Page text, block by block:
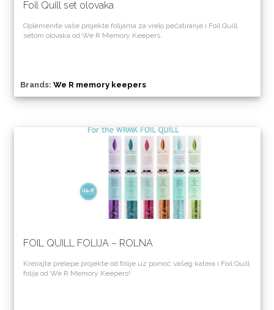
Foil Quill set olovaka
Oplemenite vaše projekte folijama za vrelo pečatiranje i Foil Quill
setom olovaka od We R Memory Keepers.
Brands: We R memory keepers
FOIL QUILL FOLIJA – ROLNA
Kreirajte prelepe projekte od folije uz pomoć vašeg katera i Foil Quill
folija od We R Memory Keepers!